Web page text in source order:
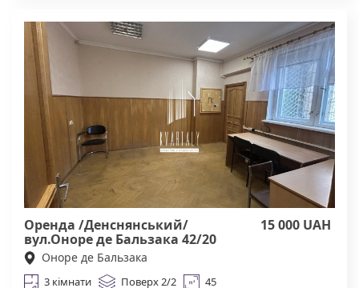
товарів, інтернет-магазин, майстерню(шиття, ремонт,
друк, меблі, збірка, упаковка), зберігання обладнання
чи інструментів. Торг можливий!!! Агенство
нерухомості "Квартали" Працюючи з нами, ви
отримуєте лише перевірені об'єкти від реальних
орендодавців за адекватною ціною. Підтримка на всіх
етапах угоди. Ми гарантуємо, що ви залишитеся
задоволені співпрацею! Комісія 50% за фактом
підписання договору.
Оренда /Денснянський/
вул.Оноре де Бальзака 42/20
15 000 UAH
Оноре де Бальзака
3 кімнати Поверх 2/2 45